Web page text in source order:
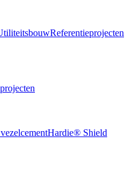
Referentieprojecten
Hardie® Shield